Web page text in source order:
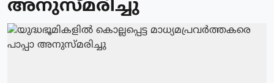
അനുസ്മരിച്ചു